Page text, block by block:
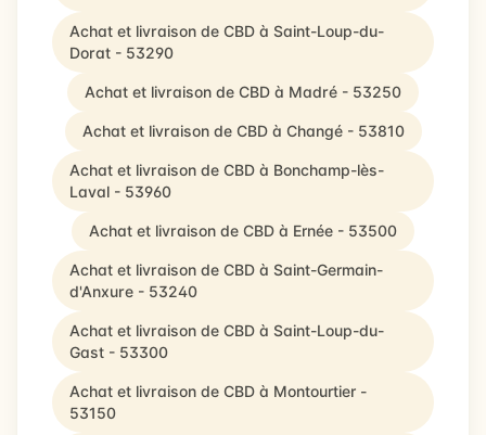
Achat et livraison de CBD à Saint-Loup-du-
Dorat - 53290
Achat et livraison de CBD à Madré - 53250
Achat et livraison de CBD à Changé - 53810
Achat et livraison de CBD à Bonchamp-lès-
Laval - 53960
Achat et livraison de CBD à Ernée - 53500
Achat et livraison de CBD à Saint-Germain-
d'Anxure - 53240
Achat et livraison de CBD à Saint-Loup-du-
Gast - 53300
Achat et livraison de CBD à Montourtier -
53150